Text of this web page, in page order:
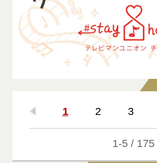
1 2 3
1-5 / 175